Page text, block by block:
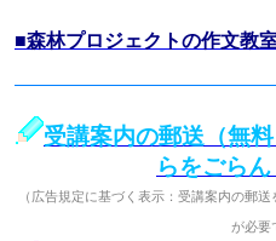
■森林プロジェクトの作文教
受講案内の郵送（無
らをごらん
（広告規定に基づく表示：受講案内の郵
が必要